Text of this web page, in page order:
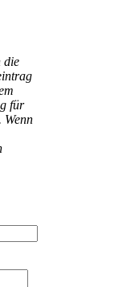
die
für
Wenn